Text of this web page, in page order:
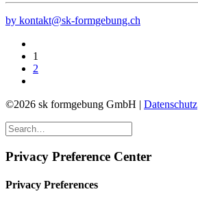
by kontakt@sk-formgebung.ch
1
2
©2026 sk formgebung GmbH | Datenschutz
Privacy Preference Center
Privacy Preferences